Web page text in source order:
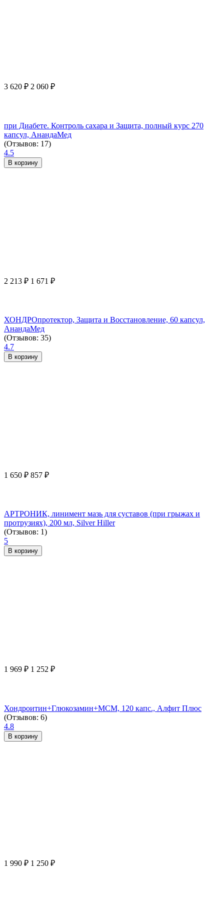
3 620 ₽ 2 060 ₽
при Диабете. Контроль сахара и Защита, полный курс 270
капсул, АнандаМед
(Отзывов: 17)
4.5
В корзину
2 213 ₽ 1 671 ₽
ХОНДРОпротектор, Защита и Восстановление, 60 капсул,
АнандаМед
(Отзывов: 35)
4.7
В корзину
1 650 ₽ 857 ₽
АРТРОНИК, линимент мазь для суставов (при грыжах и
протрузиях), 200 мл, Silver Hiller
(Отзывов: 1)
5
В корзину
1 969 ₽ 1 252 ₽
Хондроитин+Глюкозамин+МСМ, 120 капс., Алфит Плюс
(Отзывов: 6)
4.8
В корзину
1 990 ₽ 1 250 ₽